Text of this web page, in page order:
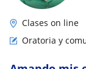
Clases on line
Oratoria y